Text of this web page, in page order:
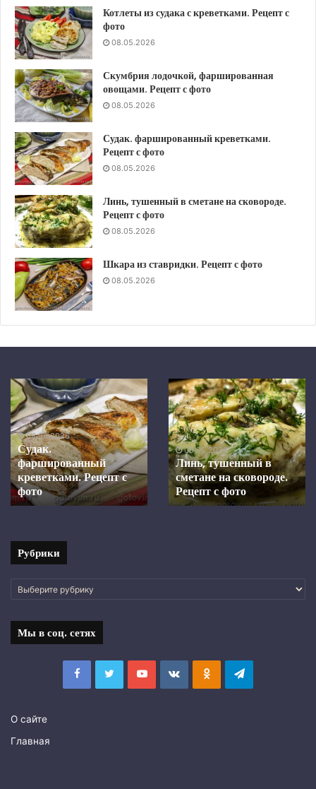
Котлеты из судака с креветками. Рецепт с
фото
08.05.2026
Скумбрия лодочкой, фаршированная
овощами. Рецепт с фото
08.05.2026
Судак. фаршированный креветками.
Рецепт с фото
08.05.2026
Линь, тушенный в сметане на сковороде.
Рецепт с фото
08.05.2026
Шкара из ставридки. Рецепт с фото
08.05.2026
Шкара
из
ставридки.
Рецепт
с
фото08.05.2026
Шкара из ставридки.
Рецепт с фото
Скумбрия
в
средиземноморском
маринаде,
запеченная
в
духовке.
Рецепт
с
08.05.2026
Скумбрия в
средиземноморском
маринаде, запеченная в
духовке. Рецепт с фото
Рубрики
Рубрики
Мы в соц. сетях
FacebookTwitterYouTubevk.comОдноклассники
Telegram
О сайте
Главная